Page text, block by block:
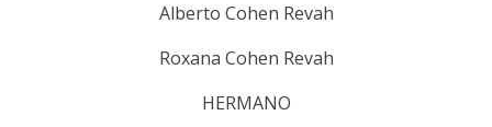
Alberto Cohen Revah
Roxana Cohen Revah
HERMANO